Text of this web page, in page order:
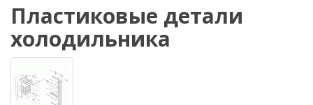
Пластиковые детали
холодильника